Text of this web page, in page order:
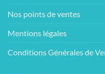
Nos points de ventes
Mentions légales
Conditions Générales de